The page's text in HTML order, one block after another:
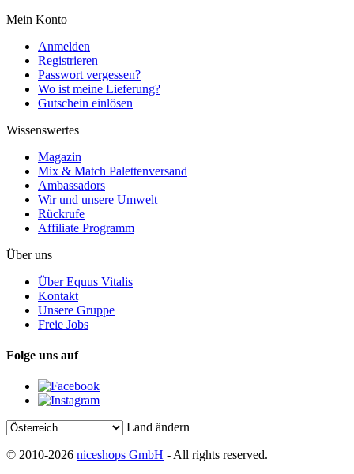
Mein Konto
Anmelden
Registrieren
Passwort vergessen?
Wo ist meine Lieferung?
Gutschein einlösen
Wissenswertes
Magazin
Mix & Match Palettenversand
Ambassadors
Wir und unsere Umwelt
Rückrufe
Affiliate Programm
Über uns
Über Equus Vitalis
Kontakt
Unsere Gruppe
Freie Jobs
Folge uns auf
Land ändern
© 2010-2026 niceshops GmbH - All rights reserved.